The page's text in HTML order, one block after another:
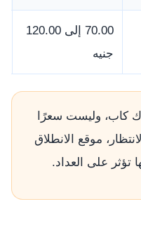
70.00 إلى 120.00
جنيه
كاب، وليست سعرًا
موقع الانطلاق
تؤثر على العداد.